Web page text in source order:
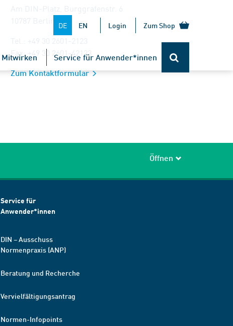
DE EN Login Zum Shop
Mitwirken Service für Anwender*innen
Am DIN-Platz, Burggrafenstr. 6
10787 Berlin
Tel.: +49 30 2601-2123
Fax: +49 30 2601-42123
Zum Kontaktformular
Öffnen
Service für
Anwender*innen
DIN – Ausschuss
Normenpraxis (ANP)
Beratung und Recherche
Vervielfältigungsantrag
Normen-Infopoints